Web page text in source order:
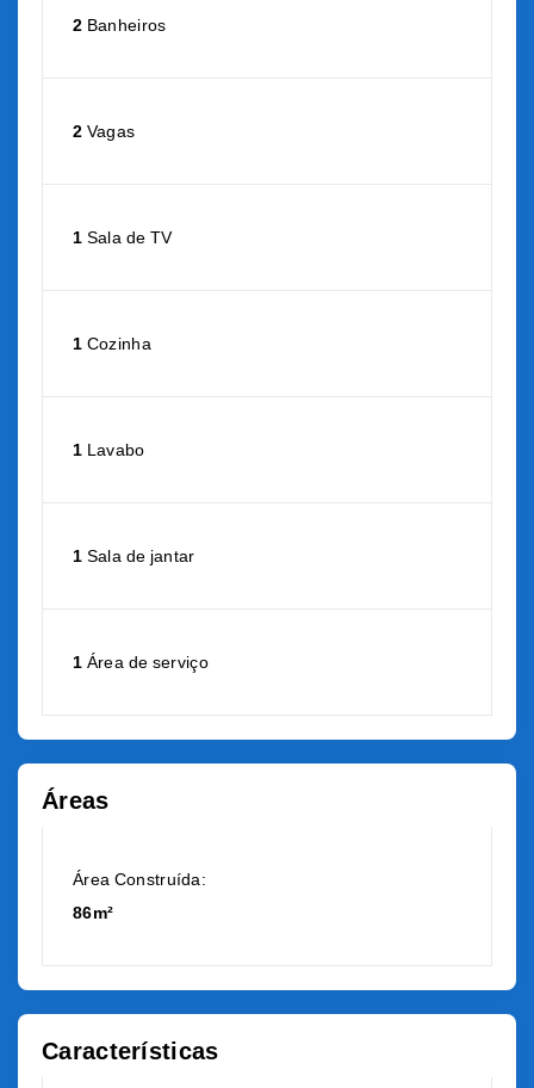
2 Banheiros
2 Vagas
1 Sala de TV
1 Cozinha
1 Lavabo
1 Sala de jantar
1 Área de serviço
Áreas
Área Construída:
86m²
Características